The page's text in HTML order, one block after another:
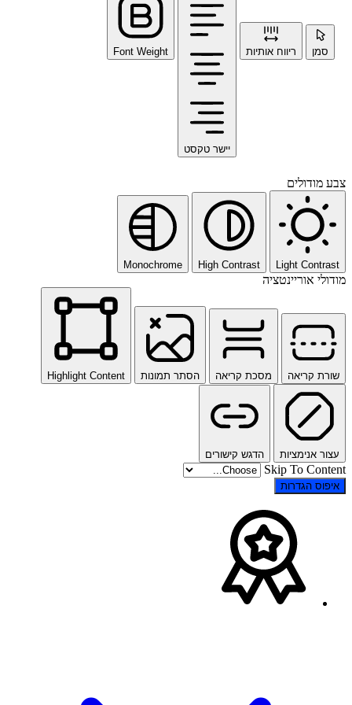
סמן ריווח אותיות
יישר טקסט
Font Weight
צבע מודולים
Light Contrast
High Contrast
Monochrome
מודולי אוריינטציה
שורת קריאה מסכת קריאה הסתר תמונות Highlight Content
עצור אנימציות הדגש קישורים
Skip To Content
איפוס הגדרות